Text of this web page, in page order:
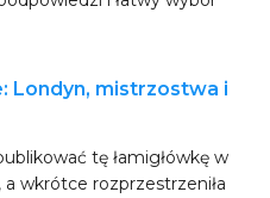
Londyn, mistrzostwa i
tę łamigłówkę w
wkrótce rozprzestrzeniła